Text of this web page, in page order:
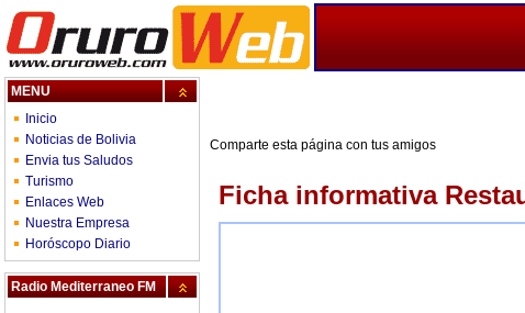
MENU
Inicio
Noticias de Bolivia
Envia tus Saludos
Turismo
Enlaces Web
Nuestra Empresa
Horóscopo Diario
Radio Mediterraneo FM
Comparte esta página con tus amigos
Ficha informativa